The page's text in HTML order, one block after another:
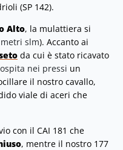
(SP 142).
Alto, la mulattiera si
metri slm). Accanto ai
da cui è stato ricavato
nei pressi un
il nostro cavallo,
viale di aceri che
con il CAI 181 che
, mentre il nostro 177